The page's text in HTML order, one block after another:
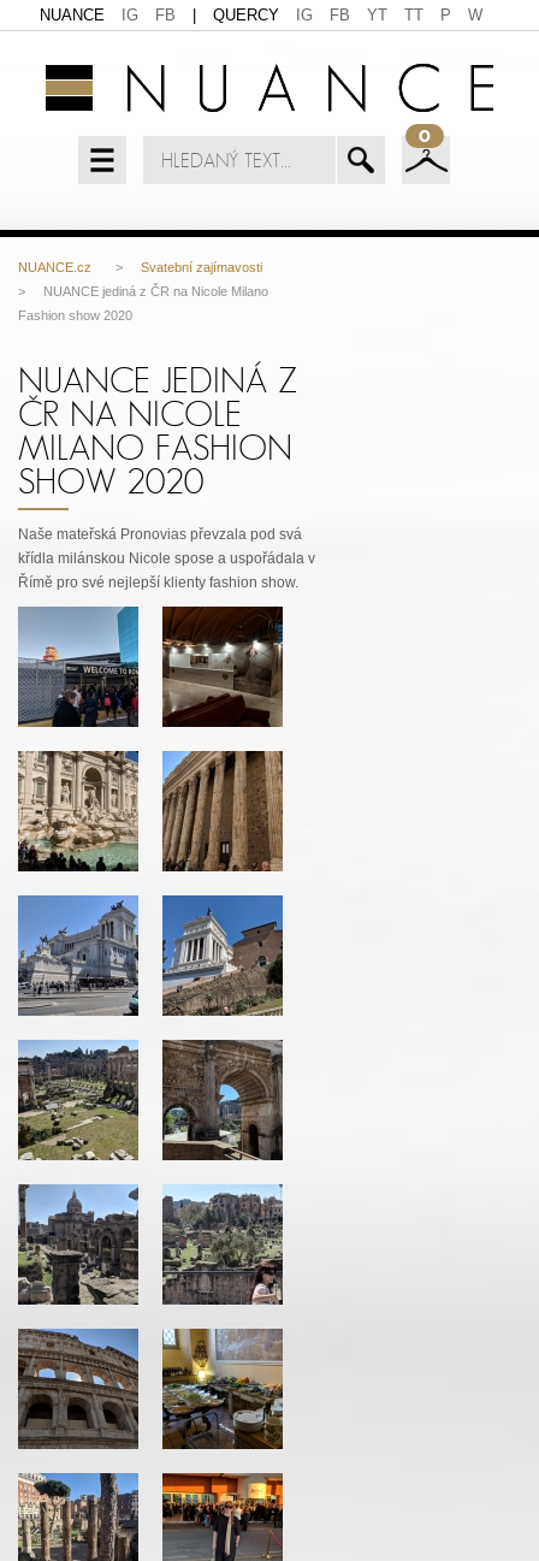
NUANCE IG FB QUERCY IG FB YT TT P W
0
NUANCE.cz > Svatební zajímavosti
> NUANCE jediná z ČR na Nicole Milano
Fashion show 2020
NUANCE JEDINÁ Z
ČR NA NICOLE
MILANO FASHION
SHOW 2020
Naše mateřská Pronovias převzala pod svá
křídla milánskou Nicole spose a uspořádala v
Římě pro své nejlepší klienty fashion show.